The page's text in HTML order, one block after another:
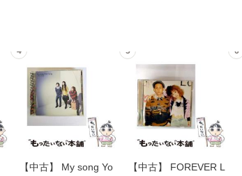
4
【中古】 My song Yo
5
【中古】 FOREVER L
6